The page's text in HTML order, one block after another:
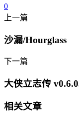
0
上一篇
沙漏/Hourglass
下一篇
大侠立志传
相关文章